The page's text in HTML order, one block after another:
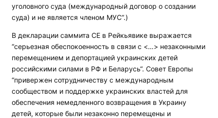
уголовного суда (международный договор о создании
суда) и не является членом МУС“.)
В декларации саммита СЕ в Рейкьявике выражается
“серьезная обеспокоенность в связи с <…> незаконными
перемещением и депортацией украинских детей
российскими силами в РФ и Беларусь“. Совет Европы
“привержен сотрудничеству с международным
сообществом и поддержке украинских властей для
обеспечения немедленного возвращения в Украину
детей, которые были незаконно перемещены и